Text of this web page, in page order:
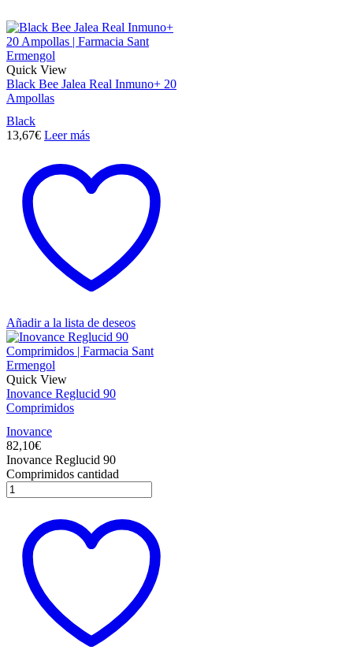
Quick View
Black Bee Jalea Real Inmuno+ 20
Ampollas
Black
13,67€ Leer más
Añadir a la lista de deseos
Quick View
Inovance Reglucid 90
Comprimidos
Inovance
82,10€
Inovance Reglucid 90
Comprimidos cantidad